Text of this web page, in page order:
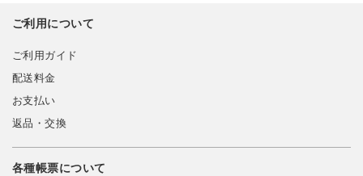
ご利用について
ご利用ガイド
配送料金
お支払い
返品・交換
各種帳票について